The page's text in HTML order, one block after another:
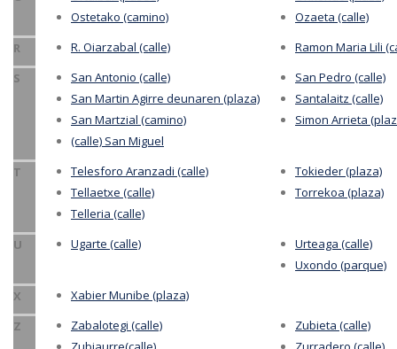
Ostetako (camino)
Ozaeta (calle)
R
R. Oiarzabal (calle)
Ramon Maria Lili
S
San Antonio (calle)
San Martin Agirre deunaren (plaza)
San Martzial (camino)
(calle) San Miguel
San Pedro (calle)
Santalaitz (calle)
Simon Arrieta
T
Telesforo Aranzadi (calle)
Tellaetxe (calle)
Telleria (calle)
Tokieder (plaza)
Torrekoa (plaza)
U Ugarte (calle)
Urteaga (calle)
Uxondo (parque)
X
Xabier Munibe (plaza)
Z
Zabalotegi (calle)
Zubieta (calle)